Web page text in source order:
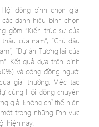
đồng bình chọn giải
danh hiệu bình chọn
gồm “Kiến trúc sư của
của năm”, “Chủ đầu
“Dự án Tương lai của
Kết quả dựa trên bình
và cộng đồng người
giải thưởng. Việc tạo
cùng Hội đồng chuyên
giải không chỉ thể hiện
trong những lĩnh vực
hiện nay.